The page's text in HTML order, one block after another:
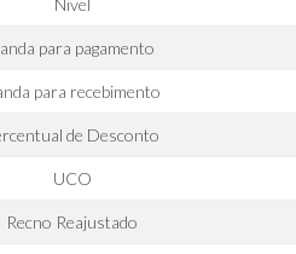
Nivel
para pagamento
para recebimento
de Desconto
UCO
Recno Reajustado